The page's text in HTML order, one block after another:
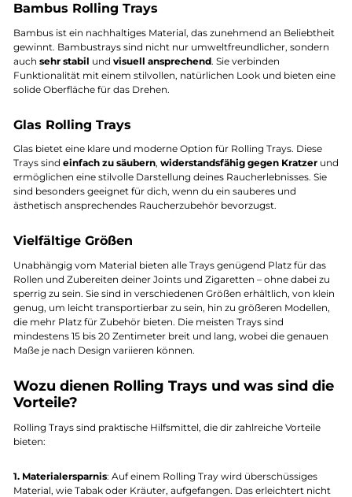
Bambus Rolling Trays
Bambus ist ein nachhaltiges Material, das zunehmend an Beliebtheit
gewinnt. Bambustrays sind nicht nur umweltfreundlicher, sondern
auch sehr stabil und visuell ansprechend. Sie verbinden
Funktionalität mit einem stilvollen, natürlichen Look und bieten eine
solide Oberfläche für das Drehen.
Glas Rolling Trays
Glas bietet eine klare und moderne Option für Rolling Trays. Diese
Trays sind einfach zu säubern, widerstandsfähig gegen Kratzer und
ermöglichen eine stilvolle Darstellung deines Raucherlebnisses. Sie
sind besonders geeignet für dich, wenn du ein sauberes und
ästhetisch ansprechendes Raucherzubehör bevorzugst.
Vielfältige Größen
Unabhängig vom Material bieten alle Trays genügend Platz für das
Rollen und Zubereiten deiner Joints und Zigaretten – ohne dabei zu
sperrig zu sein. Sie sind in verschiedenen Größen erhältlich, von klein
genug, um leicht transportierbar zu sein, hin zu größeren Modellen,
die mehr Platz für Zubehör bieten. Die meisten Trays sind
mindestens 15 bis 20 Zentimeter breit und lang, wobei die genauen
Maße je nach Design variieren können.
Wozu dienen Rolling Trays und was sind die
Vorteile?
Rolling Trays sind praktische Hilfsmittel, die dir zahlreiche Vorteile
bieten:
1. Materialersparnis: Auf einem Rolling Tray wird überschüssiges
Material, wie Tabak oder Kräuter, aufgefangen. Das erleichtert nicht